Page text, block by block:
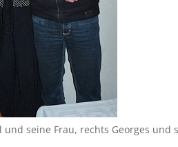
und seine Frau, rechts Georges und